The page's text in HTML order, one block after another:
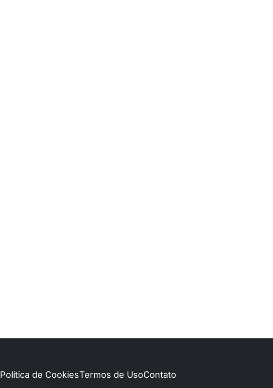
Política de CookiesTermos de UsoContato